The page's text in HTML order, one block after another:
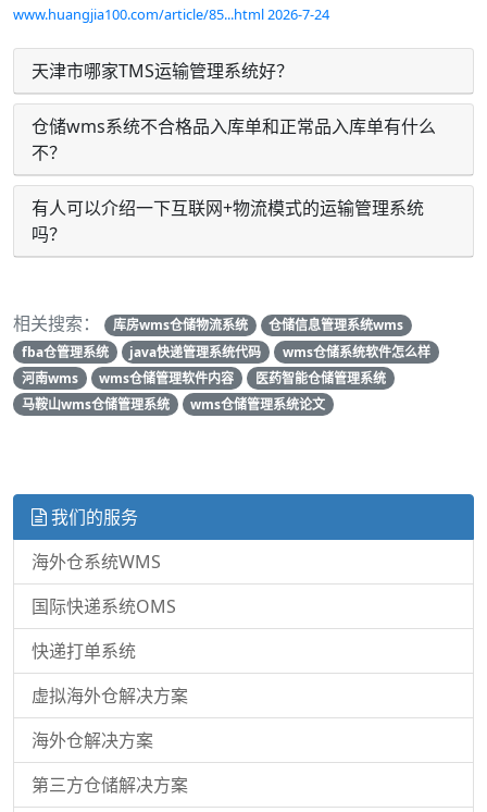
www.huangjia100.com/article/85...html 2026-7-24
天津市哪家TMS运输管理系统好？
仓储wms系统不合格品入库单和正常品入库单有什么
不？
有人可以介绍一下互联网+物流模式的运输管理系统
吗？
相关搜索： 库房wms仓储物流系统
仓储信息管理系统wms
fba仓管理系统
java快递管理系统代码
wms仓储系统软件怎么样
河南wms
wms仓储管理软件内容
医药智能仓储管理系统
马鞍山wms仓储管理系统
wms仓储管理系统论文
我们的服务
海外仓系统WMS
国际快递系统OMS
快递打单系统
虚拟海外仓解决方案
海外仓解决方案
第三方仓储解决方案